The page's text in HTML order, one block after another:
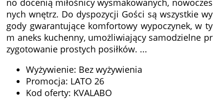
no docenią miłośnicy wysmakowanych, nowoczes
nych wnętrz. Do dyspozycji Gości są wszystkie wy
gody gwarantujące komfortowy wypoczynek, w ty
m aneks kuchenny, umożliwiający samodzielne pr
zygotowanie prostych posiłków. ...
Wyżywienie: Bez wyżywienia
Promocja: LATO 26
Kod oferty: KVALABO